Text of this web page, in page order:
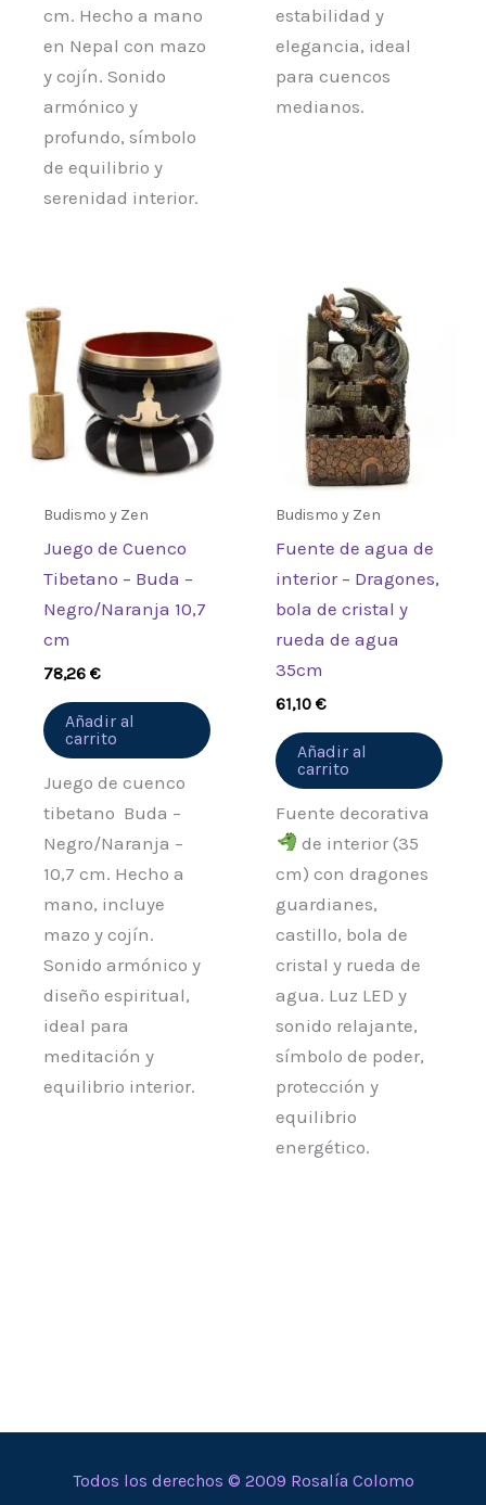
cm. Hecho a mano
en Nepal con mazo
y cojín. Sonido
armónico y
profundo, símbolo
de equilibrio y
serenidad interior.
estabilidad y
elegancia, ideal
para cuencos
medianos.
Budismo y Zen
Juego de Cuenco
Tibetano – Buda –
Negro/Naranja 10,7
cm
78,26€
Añadir al
carrito
Juego de cuenco
tibetano Buda –
Negro/Naranja –
10,7 cm. Hecho a
mano, incluye
mazo y cojín.
Sonido armónico y
diseño espiritual,
ideal para
meditación y
equilibrio interior.
Budismo y Zen
Fuente de agua de
interior – Dragones,
bola de cristal y
rueda de agua
35cm
61,10€
Añadir al
carrito
Fuente decorativa
de interior (35
cm) con dragones
guardianes,
castillo, bola de
cristal y rueda de
agua. Luz LED y
sonido relajante,
símbolo de poder,
protección y
equilibrio
energético.
Todos los derechos © 2009 Rosalía Colomo